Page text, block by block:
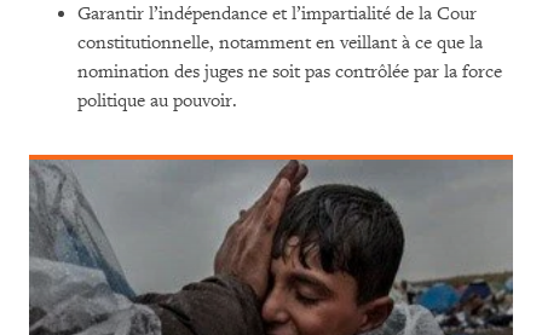
Garantir l’indépendance et l’impartialité de la Cour
constitutionnelle, notamment en veillant à ce que la
nomination des juges ne soit pas contrôlée par la force
politique au pouvoir.